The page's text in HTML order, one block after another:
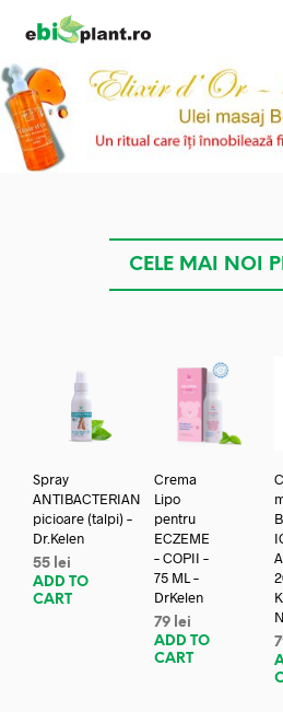
CELE MAI NOI
Spray
ANTIBACTERIAN
picioare (talpi) –
Dr.Kelen
55 lei
ADD TO
CART
Crema
Lipo
pentru
ECZEME
– COPII –
75 ML –
DrKelen
79 lei
ADD TO
CART